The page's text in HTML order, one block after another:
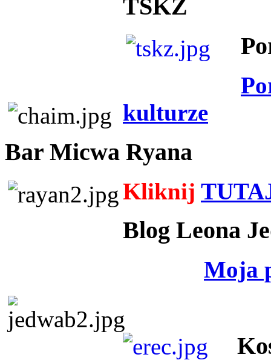
TSKZ
kulturze
Bar Micwa Ryana
Kliknij
Blog Leona
Moja